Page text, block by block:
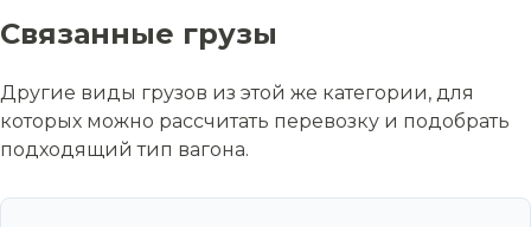
Связанные грузы
Другие виды грузов из этой же категории, для
которых можно рассчитать перевозку и подобрать
подходящий тип вагона.